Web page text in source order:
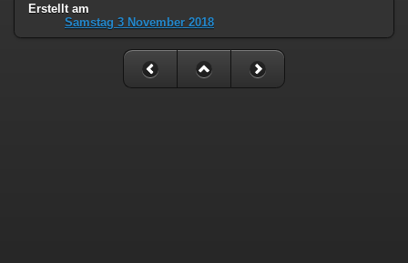
Erstellt am
Samstag 3 November 2018